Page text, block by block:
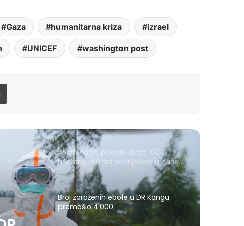
Gaza humanitarna kriza izrael
UNICEF washington post
Avion naglo propao skoro 100
metara, putnici povrijeđeni u haosu
Broj zaraženih ebole u DR Kongu
premašio 4.000